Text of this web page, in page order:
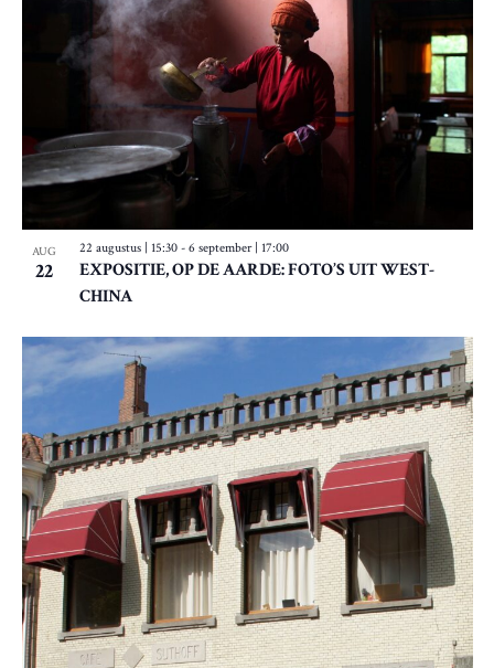
A
T
I
AUG
22
EXPOSITIE, OP DE AARDE: FOTO’S UIT WEST-
CHINA
22 augustus | 15:30- 6 september | 17:00